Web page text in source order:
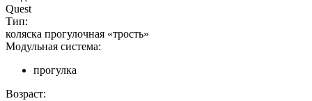
Quest
Тип:
коляска прогулочная «трость»
Модульная система:
прогулка
Возраст: